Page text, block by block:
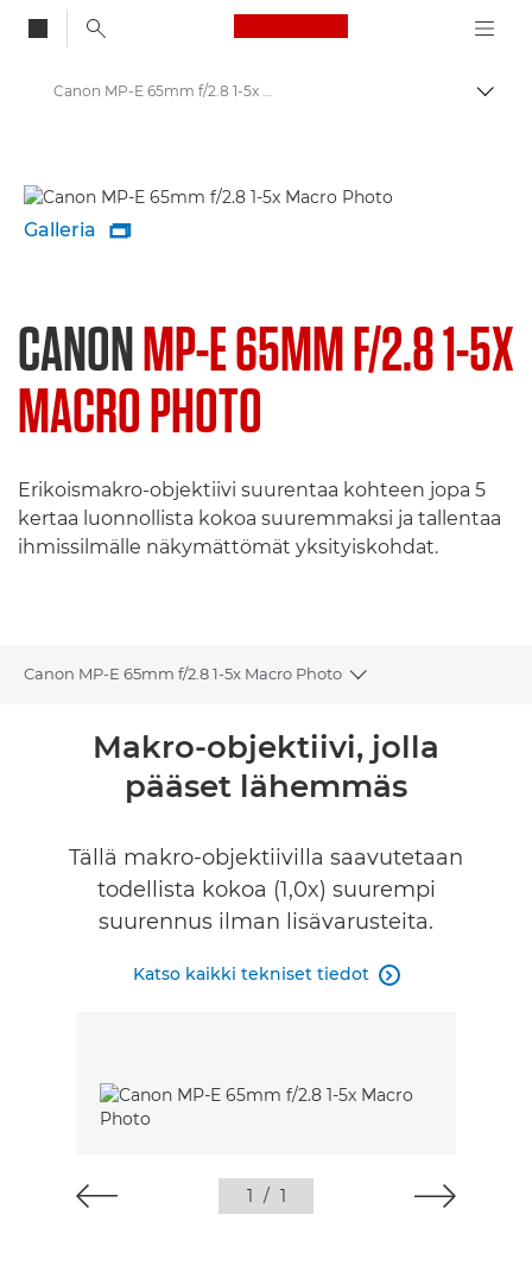
Canon Logo, back
Canon MP-E 65mm f/2.8 1-5x Macro Photo - Objektiivit – objektiivit valokuvaukseen
Galleria 
CANONMP-E 65MM F/2.8 1-5X
MACRO PHOTO
Erikoismakro-objektiivi suurentaa kohteen jopa 5
kertaa luonnollista kokoa suuremmaksi ja tallentaa
ihmissilmälle näkymättömät yksityiskohdat.
Canon MP-E 65mm f/2.8 1-5x Macro Photo
Toggle breadcrumbs
Yleiskuvaus
Tekniset tiedot
Makro-objektiivi, jolla
pääset lähemmäs
Tällä makro-objektiivilla saavutetaan
todellista kokoa (1,0x) suurempi
suurennus ilman lisävarusteita.
Katso kaikki tekniset tiedot 
1 / 1